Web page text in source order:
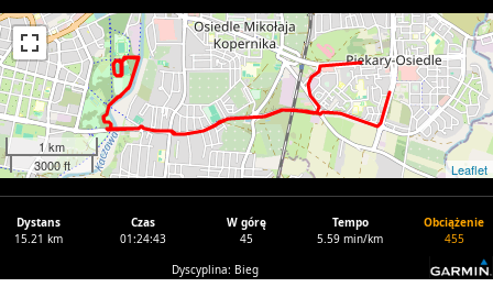
1 km
3000 ft
Leaflet
Dystans
15.21 km
Czas
01:24:43
W górę
45
Tempo
5.59 min/km
Obciążenie
455
Dyscyplina: Bieg